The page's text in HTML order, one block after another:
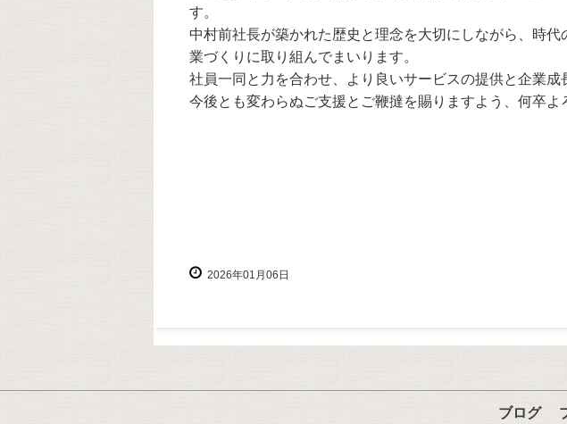
す。
中村前社長が築かれた歴史と理念を大切にしながら、時
業づくりに取り組んでまいります。
社員一同と力を合わせ、より良いサービスの提供と企業成
今後とも変わらぬご支援とご鞭撻を賜りますよう、何卒よ
2026年01月06日
ブログ